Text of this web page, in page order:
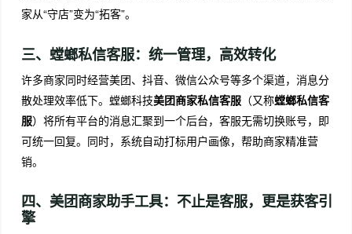
家从“守店”变为“拓客”。
三、螳螂私信客服：统一管理，高效转化
许多商家同时经营美团、抖音、微信公众号等多个渠道，消息分
散处理效率低下。螳螂科技美团商家私信客服（又称螳螂私信客
服）将所有平台的消息汇聚到一个后台，客服无需切换账号，即
可统一回复。同时，系统自动打标用户画像，帮助商家精准营
销。
四、美团商家助手工具：不止是客服，更是获客引
擎